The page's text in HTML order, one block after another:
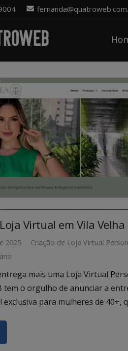
Virtual em Vila Velha
2025
Criação de Loja Virtual
mais uma Loja Virtual
tem o orgulho de anunciar a
exclusiva para mulheres de 40+,